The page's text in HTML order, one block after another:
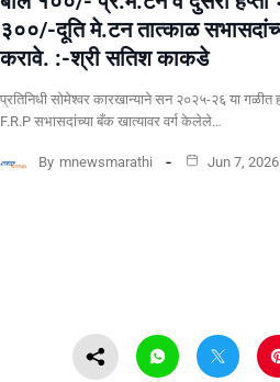
३००/-दूति मे.टन तात्काळ
करावे. :-श्री सतिश काकडे
प्रतिनिधी सोमेश्वर कारखान्याने सन २०२५-२६ या
F.R.P सभासदांच्या बँक खात्यावर वर्ग केलेले…
By mnewsmarathi Jun 7, 2026